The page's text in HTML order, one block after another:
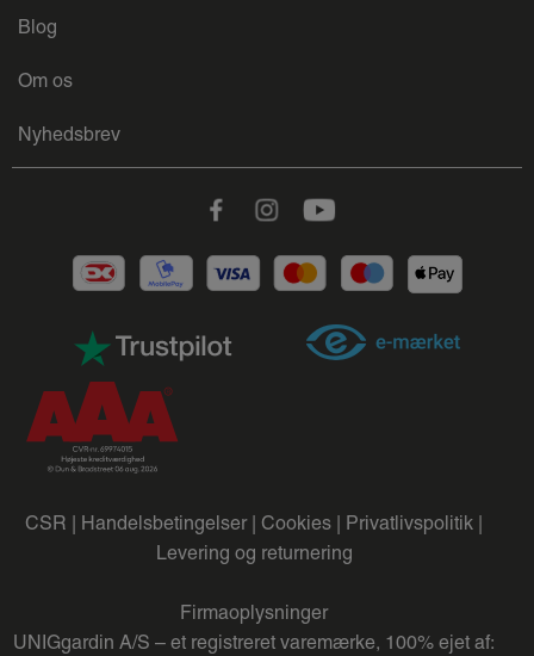
Blog
Om os
Nyhedsbrev
FacebookInstagramYoutube
CSR | Handelsbetingelser | Cookies | Privatlivspolitik |
Levering og returnering
Firmaoplysninger
UNIGgardin A/S – et registreret varemærke, 100% ejet af: